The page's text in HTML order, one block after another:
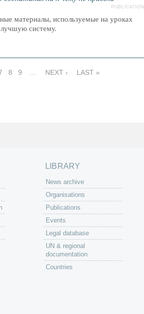
PUBLICATION
материалы, используемые на уроках
лучшую систему.
8 9 NEXT › LAST »
LIBRARY
News archive
Organisations
Publications
Events
Legal database
UN & regional
documentation
Countries